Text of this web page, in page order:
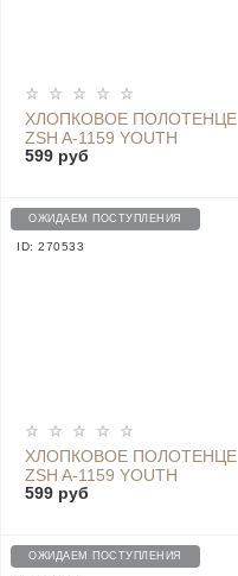
ХЛОПКОВОЕ ПОЛОТЕНЦЕ
ZSH A-1159 YOUTH
SERIES, PURPLE, 76 CM X
599 руб
ОЖИДАЕМ ПОСТУПЛЕНИЯ
ID: 270533
ХЛОПКОВОЕ ПОЛОТЕНЦЕ
ZSH A-1159 YOUTH
SERIES, ORANGE, 76 CM X
599 руб
ОЖИДАЕМ ПОСТУПЛЕНИЯ